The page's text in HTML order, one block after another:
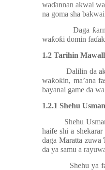
waɗannan akwai
na goma sha
Daga ƙ
waƙoƙi domin faɗ
1.2 Tarihin
Dalilin da
waƙoƙin, ma’ana
bayanai game da wa
1.2.1 Shehu
Shehu
haife shi a
daga Maratta zuwa
da ya samu a
Shehu ya